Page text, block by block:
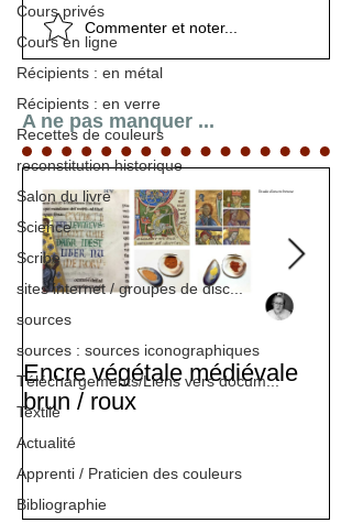
Cours privés
Cours en ligne
Récipients : en métal
Récipients : en verre
Recettes de couleurs
reconstitution historique
Salon du livre
Science
Scribe
sites internet / groupes de disc...
sources
sources : sources iconographiques
Téléchargements/Liens vers docum...
Textile
Actualité
Apprenti / Praticien des couleurs
Bibliographie
Présence estivale de
Melle Claudine Brunon
Essai de vulgarisation de
lettres incipitaires
Présence estivale de
Melle Claudine Brunon
Essai de vulgarisation de
lettres incipitaires
Présence estivale de
Melle Claudine Brunon
Commenter et noter...
A ne pas manquer ...
Encre végétale médiévale
brun / roux